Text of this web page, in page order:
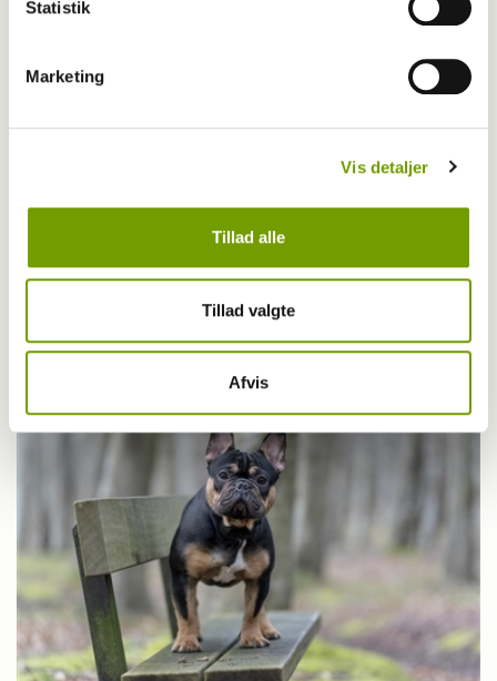
Statistik
Marketing
Vis detaljer
Tillad alle
Tillad valgte
Afvis